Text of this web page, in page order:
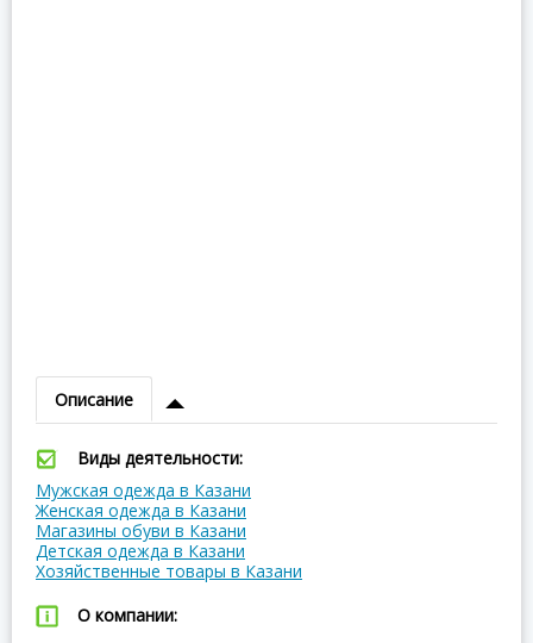
Описание
Виды деятельности:
Мужская одежда в Казани
Женская одежда в Казани
Магазины обуви в Казани
Детская одежда в Казани
Хозяйственные товары в Казани
О компании: